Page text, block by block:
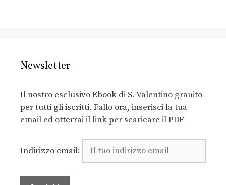
Newsletter
Il nostro esclusivo Ebook di S. Valentino grauito
per tutti gli iscritti. Fallo ora, inserisci la tua
email ed otterrai il link per scaricare il PDF
Indirizzo email: